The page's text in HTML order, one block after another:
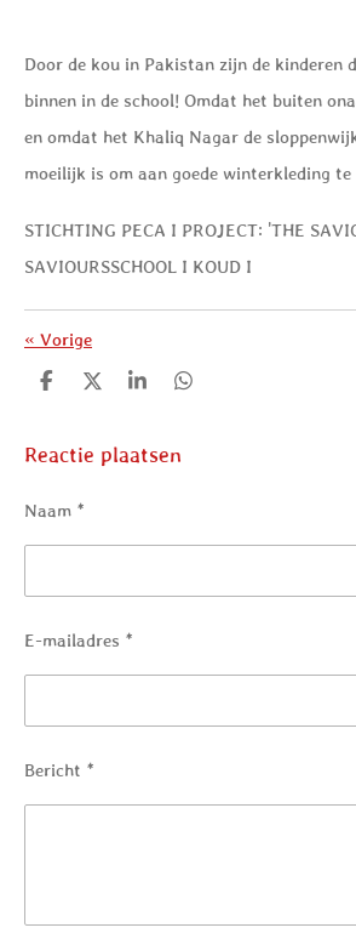
Door de kou in Pakistan zijn de kinderen
binnen in de school! Omdat het buiten
en omdat het Khaliq Nagar de
moeilijk is om aan goede winterkleding te
STICHTING PECA I PROJECT: 'THE
SAVIOURSSCHOOL I KOUD I
« Vorige
D
e
D
l
S
r
D
Reactie plaatsen
Naam *
E-mailadres *
Bericht *